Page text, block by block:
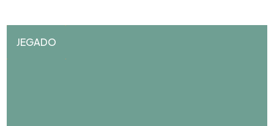
JEGADO